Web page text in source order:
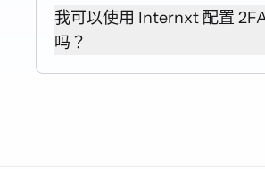
选择“下载应用程序”。Internxt 应
序也可在 Play Store 或 App Store
获取。下载过程完成后，系统将要
您运行我们的存储应用程序。下
我可以使用 Internxt 配置
吗？